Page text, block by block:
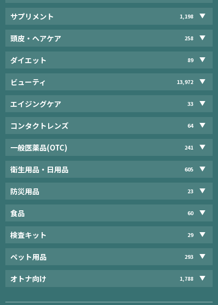
サプリメント 1,198
頭皮・ヘアケア 258
ダイエット 89
ビューティ 13,972
エイジングケア 33
コンタクトレンズ 64
一般医薬品(OTC) 241
衛生用品・日用品 605
防災用品 23
食品 60
検査キット 29
ペット用品 293
オトナ向け 1,788